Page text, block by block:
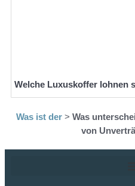
Welche Luxuskoffer lohnen
Was ist der> Was
von